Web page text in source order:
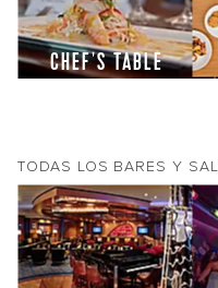
CHEF'S TABLE
TODAS LOS BARES Y